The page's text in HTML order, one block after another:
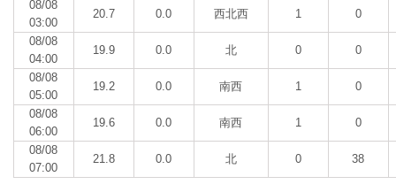
08/08
03:00
20.7 0.0 西北西 1 0
08/08
04:00
19.9 0.0 北 0 0
08/08
05:00
19.2 0.0 南西 1 0
08/08
06:00
19.6 0.0 南西 1 0
08/08
07:00
21.8 0.0 北 0 38